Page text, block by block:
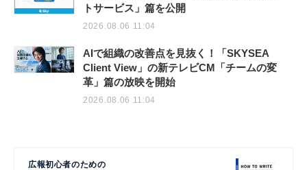
トサービス」篇を公開
2026.08.06 11:04
AIで組織の改善点を見抜く！「SKYSEA
Client View」の新テレビCM「チームの変
革」篇の放映を開始
2026.08.06 11:04
広報初心者のための